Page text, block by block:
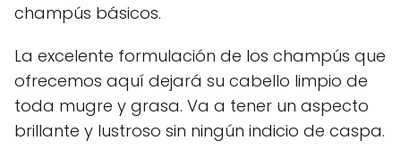
champús básicos.
La excelente formulación de los champús que
ofrecemos aquí dejará su cabello limpio de
toda mugre y grasa. Va a tener un aspecto
brillante y lustroso sin ningún indicio de caspa.